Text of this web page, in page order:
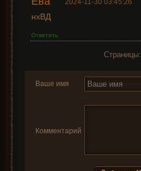
2024-11-30 03:45:26
нхВД
Ответить
Страницы:
Ваше имя
Комментарий